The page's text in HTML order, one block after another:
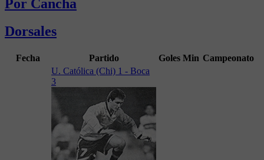
Por Cancha
Dorsales
Fecha Partido Goles Min Campeonato
U. Católica (Chi) 1 - Boca
3